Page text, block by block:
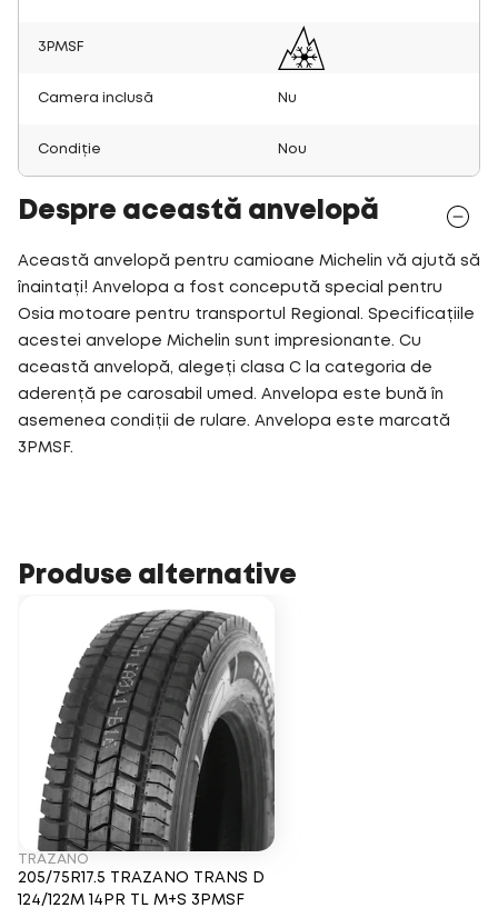
3PMSF
Camera inclusă Nu
Condiție Nou
Despre această anvelopă
Această anvelopă pentru camioane Michelin vă ajută să
înaintați! Anvelopa a fost concepută special pentru
Osia motoare pentru transportul Regional. Specificațiile
acestei anvelope Michelin sunt impresionante. Cu
această anvelopă, alegeți clasa C la categoria de
aderență pe carosabil umed. Anvelopa este bună în
asemenea condiții de rulare. Anvelopa este marcată
3PMSF.
Produse alternative
TRAZANO
205/75R17.5 TRAZANO TRANS D
124/122M 14PR TL M+S 3PMSF